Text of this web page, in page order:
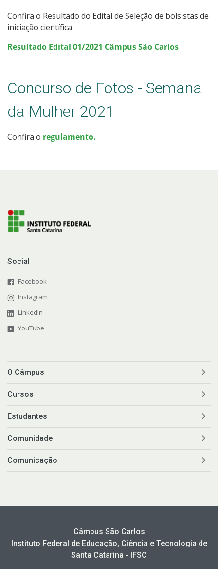
Confira o Resultado do Edital de Seleção de bolsistas de
iniciação científica
Resultado Edital 01/2021 Câmpus São Carlos
Concurso de Fotos - Semana
da Mulher 2021
Confira o regulamento.
Social
Facebook
Instagram
LinkedIn
YouTube
O Câmpus
Cursos
Estudantes
Comunidade
Comunicação
Câmpus São Carlos
Instituto Federal de Educação, Ciência e Tecnologia de
Santa Catarina - IFSC